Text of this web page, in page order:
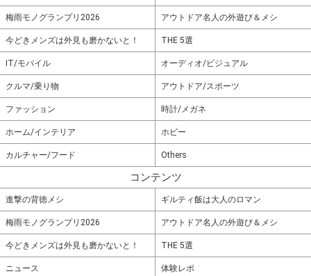
梅雨モノグランプリ2026 アウトドア名人の外遊び＆メシ
今どきメンズは外見も磨かないと！ THE 5選
IT/モバイル オーディオ/ビジュアル
クルマ/乗り物 アウトドア/スポーツ
ファッション 時計/メガネ
ホーム/インテリア ホビー
カルチャー/フード Others
コンテンツ
進撃の背徳メシ ギルティ飯は大人のロマン
梅雨モノグランプリ2026 アウトドア名人の外遊び＆メシ
今どきメンズは外見も磨かないと！ THE 5選
ニュース 体験レポ